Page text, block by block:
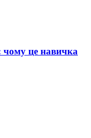
це навичка